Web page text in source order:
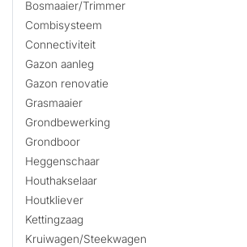
Bosmaaier/Trimmer
Combisysteem
Connectiviteit
Gazon aanleg
Gazon renovatie
Grasmaaier
Grondbewerking
Grondboor
Heggenschaar
Houthakselaar
Houtkliever
Kettingzaag
Kruiwagen/Steekwagen